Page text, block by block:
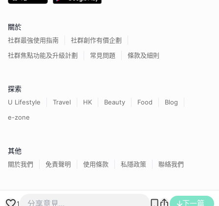
1 下一篇
關於
社群最強使用指南
社群創作有價企劃
社群焦點功能及升級計劃
常見問題 條款及細則
探索
U Lifestyle Travel HK Beauty Food
Blog
e-zone
其他
關於我們 免責聲明 使用條款 私隱政策 聯絡我們
香港經濟日報版權所有©